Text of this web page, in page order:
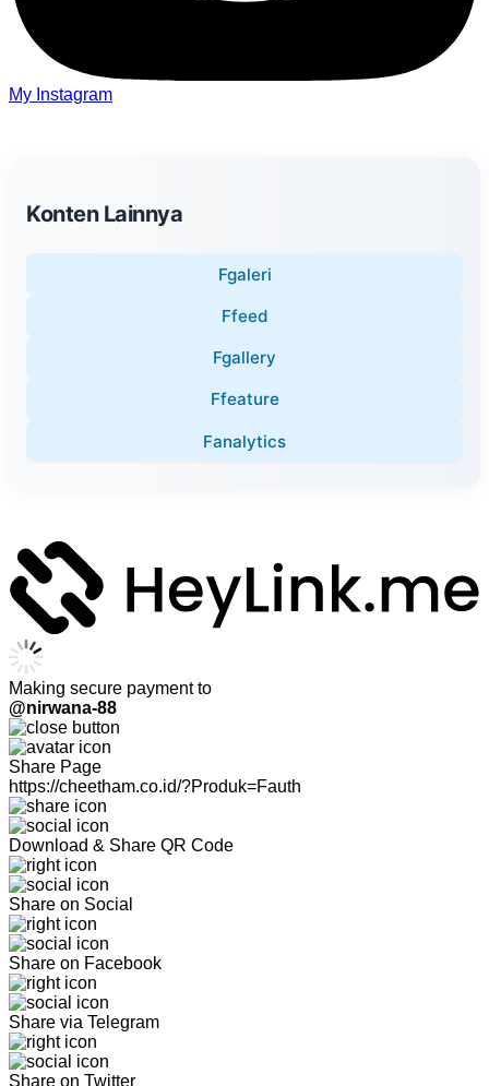
My Instagram
Konten Lainnya
Fgaleri
Ffeed
Fgallery
Ffeature
Fanalytics
Making secure payment to
@nirwana-88
Share Page
https://cheetham.co.id/?Produk=Fauth
Download & Share QR Code
Share on Social
Share on Facebook
Share via Telegram
Share on Twitter